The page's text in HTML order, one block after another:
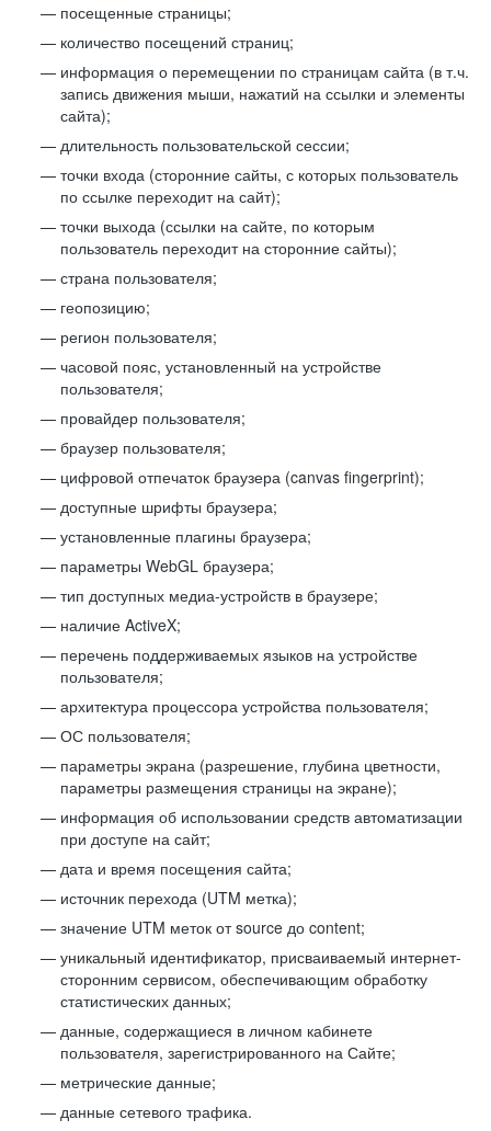
посещенные страницы;
количество посещений страниц;
информация о перемещении по страницам сайта (в т.ч.
запись движения мыши, нажатий на ссылки и элементы
сайта);
длительность пользовательской сессии;
точки входа (сторонние сайты, с которых пользователь
по ссылке переходит на сайт);
точки выхода (ссылки на сайте, по которым
пользователь переходит на сторонние сайты);
страна пользователя;
геопозицию;
регион пользователя;
часовой пояс, установленный на устройстве
пользователя;
провайдер пользователя;
браузер пользователя;
цифровой отпечаток браузера (canvas fingerprint);
доступные шрифты браузера;
установленные плагины браузера;
параметры WebGL браузера;
тип доступных медиа-устройств в браузере;
наличие ActiveX;
перечень поддерживаемых языков на устройстве
пользователя;
архитектура процессора устройства пользователя;
ОС пользователя;
параметры экрана (разрешение, глубина цветности,
параметры размещения страницы на экране);
информация об использовании средств автоматизации
при доступе на сайт;
дата и время посещения сайта;
источник перехода (UTM метка);
значение UTM меток от source до content;
уникальный идентификатор, присваиваемый интернет-
сторонним сервисом, обеспечивающим обработку
статистических данных;
данные, содержащиеся в личном кабинете
пользователя, зарегистрированного на Сайте;
метрические данные;
данные сетевого трафика.